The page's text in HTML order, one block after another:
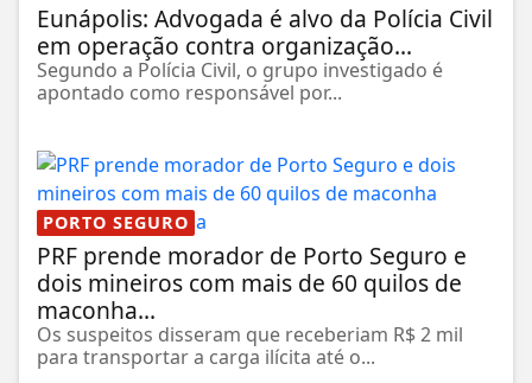
Eunápolis: Advogada é alvo da Polícia Civil
em operação contra organização...
Segundo a Polícia Civil, o grupo investigado é
apontado como responsável por...
PORTO SEGURO
PRF prende morador de Porto Seguro e
dois mineiros com mais de 60 quilos de
maconha...
Os suspeitos disseram que receberiam R$ 2 mil
para transportar a carga ilícita até o...